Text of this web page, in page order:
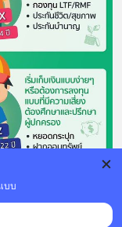
บบ
34 12